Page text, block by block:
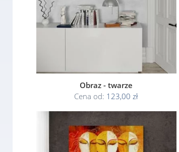
Obraz - twarze
Cena od: 123,00 zł